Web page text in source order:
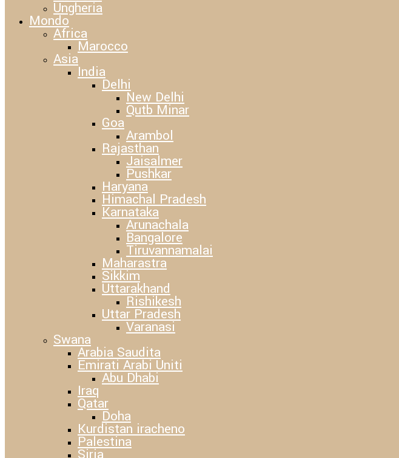
Ungheria
Mondo
Africa
Marocco
Asia
India
Delhi
New Delhi
Qutb Minar
Goa
Arambol
Rajasthan
Jaisalmer
Pushkar
Haryana
Himachal Pradesh
Karnataka
Arunachala
Bangalore
Tiruvannamalai
Maharastra
Sikkim
Uttarakhand
Rishikesh
Uttar Pradesh
Varanasi
Swana
Arabia Saudita
Emirati Arabi Uniti
Abu Dhabi
Iraq
Qatar
Doha
Kurdistan iracheno
Palestina